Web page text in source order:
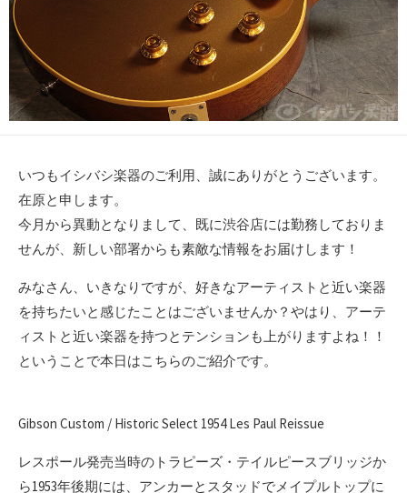
いつもイシバシ楽器のご利用、誠にありがとうございます。
在原と申します。
今月から異動となりまして、既に渋谷店には勤務しておりま
せんが、新しい部署からも素敵な情報をお届けします！
みなさん、いきなりですが、好きなアーティストと近い楽器
を持ちたいと感じたことはございませんか？やはり、アーテ
ィストと近い楽器を持つとテンションも上がりますよね！！
ということで本日はこちらのご紹介です。
Gibson Custom / Historic Select 1954 Les Paul Reissue
レスポール発売当時のトラピーズ・テイルピースブリッジか
ら1953年後期には、アンカーとスタッドでメイプルトップに